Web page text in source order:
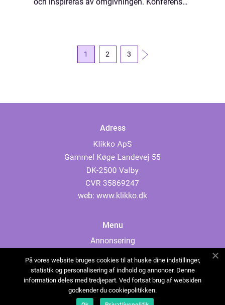
1 2 3
Adress
web: www.klikko.dk
Menu
Annonsering
Cookies
Kontakta oss
Sitemap
På vores website bruges cookies til at huske dine indstillinger,
statistik og personalisering af indhold og annoncer. Denne
information deles med tredjepart. Ved fortsat brug af websiden
godkender du cookiepolitikken.